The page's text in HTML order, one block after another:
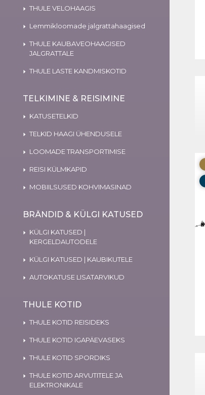
THULE VELOHAAGIS
Lemmikloomade jalgrattahaagised
THULE KAUBAVEOHAAGISED
JALGRATTALE
THULE LASTE KANDMISKOTID
TELKIMINE & REISIMINE
KATUSETELKID
TELKID HAAGI ÜHENDUSELE
LOOMADE TRANSPORTIMISE
REISI KÜLMKAPID
MOBIILSUSED KOHVIMASINAD
BRÄNDID & KÜLGI KATUSED
KÜLGI KATUSED |
KERGELDAUTODELE
KÜLGI KATUSED | KAUBIKUTELE
AUTOKATUSE LISATARVIKUD
THULE KOTID
THULE KOTID REISIDEKS
THULE KOTID IGAPÄEVASEKS
THULE KOTID SPORDIKS
THULE KOTID ARVUTITELE JA
ELEKTRONIKALE